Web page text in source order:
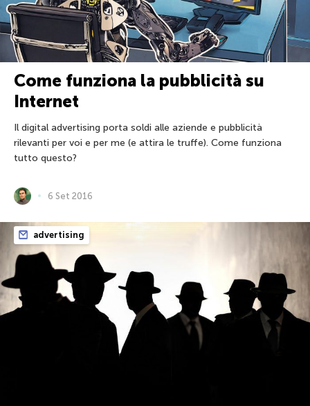
Come funziona la pubblicità su
Internet
Il digital advertising porta soldi alle aziende e pubblicità
rilevanti per voi e per me (e attira le truffe). Come funziona
tutto questo?
6 Set 2016
advertising